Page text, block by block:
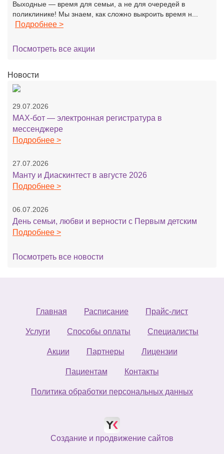
Выходные — время для семьи, а не для очередей в
поликлинике! Мы знаем, как сложно выкроить время н...
Подробнее >
Посмотреть все акции
Новости
29.07.2026
MAX-бот — электронная регистратура в
мессенджере
Подробнее >
27.07.2026
Манту и Диаскинтест в августе 2026
Подробнее >
06.07.2026
День семьи, любви и верности с Первым детским
Подробнее >
Посмотреть все новости
Главная Расписание Прайс-лист
Услуги Способы оплаты Специалисты
Акции Партнеры Лицензии
Пациентам Контакты
Политика обработки персональных данных
Создание и продвижение сайтов